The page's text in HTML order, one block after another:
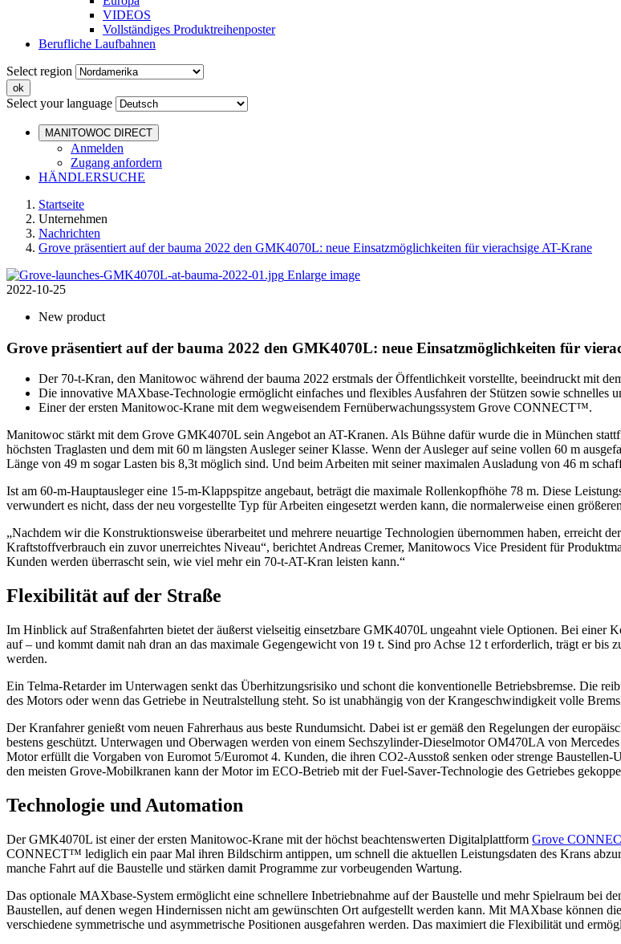
VIDEOS
Vollständiges Produktreihenposter
Berufliche Laufbahnen
Select region
Select your language
MANITOWOC DIRECT
Anmelden
Zugang anfordern
HÄNDLERSUCHE
Startseite
Unternehmen
Nachrichten
Grove präsentiert auf der bauma 2022 den GMK4070L: neue Einsatzmöglichkeiten für vierachsige AT-Krane
Enlarge image
2022-10-25
New product
Grove präsentiert auf der bauma 2022 den GMK4070L: neue Einsatzmöglichkeiten für
Der 70-t-Kran, den Manitowoc während der bauma 2022 erstmals der Öffentlichkeit vorstellte, beeindruckt mit
Die innovative MAXbase-Technologie ermöglicht einfaches und flexibles Ausfahren der Stützen sowie schnelles
Einer der ersten Manitowoc-Krane mit dem wegweisendem Fernüberwachungssystem Grove CONNECT™.
Manitowoc stärkt mit dem Grove GMK4070L sein Angebot an AT-Kranen. Als Bühne dafür wurde die in München
höchsten Traglasten und dem mit 60 m längsten Ausleger seiner Klasse. Wenn der Ausleger auf seine vollen 60 m
Länge von 49 m sogar Lasten bis 8,3t möglich sind. Und beim Arbeiten mit seiner maximalen Ausladung von 46 m
Ist am 60-m-Hauptausleger eine 15-m-Klappspitze angebaut, beträgt die maximale Rollenkopfhöhe 78 m. Diese
verwundert es nicht, dass der neu vorgestellte Typ für Arbeiten eingesetzt werden kann, die normalerweise einen
„Nachdem wir die Konstruktionsweise überarbeitet und mehrere neuartige Technologien übernommen haben,
Kraftstoffverbrauch ein zuvor unerreichtes Niveau“, berichtet Andreas Cremer, Manitowocs Vice President für
Kunden werden überrascht sein, wie viel mehr ein 70-t-AT-Kran leisten kann.“
Flexibilität auf der Straße
Im Hinblick auf Straßenfahrten bietet der äußerst vielseitig einsetzbare GMK4070L ungeahnt viele Optionen. Bei
auf – und kommt damit nah dran an das maximale Gegengewicht von 19 t. Sind pro Achse 12 t erforderlich, trägt er
werden.
Ein Telma-Retarder im Unterwagen senkt das Überhitzungsrisiko und schont die konventionelle Betriebsbremse. Die
des Motors oder wenn das Getriebe in Neutralstellung steht. So ist unabhängig von der Krangeschwindigkeit volle
Der Kranfahrer genießt vom neuen Fahrerhaus aus beste Rundumsicht. Dabei ist er gemäß den Regelungen der
bestens geschützt. Unterwagen und Oberwagen werden von einem Sechszylinder-Dieselmotor OM470LA von
Motor erfüllt die Vorgaben von Euromot 5/Euromot 4. Kunden, die ihren CO2-Ausstoß senken oder strenge
den meisten Grove-Mobilkranen kann der Motor im ECO-Betrieb mit der Fuel-Saver-Technologie des Getriebes
Technologie und Automation
Der GMK4070L ist einer der ersten Manitowoc-Krane mit der höchst beachtenswerten Digitalplattform Grove
CONNECT™ lediglich ein paar Mal ihren Bildschirm antippen, um schnell die aktuellen Leistungsdaten des Krans
manche Fahrt auf die Baustelle und stärken damit Programme zur vorbeugenden Wartung.
Das optionale MAXbase-System ermöglicht eine schnellere Inbetriebnahme auf der Baustelle und mehr Spielraum bei
Baustellen, auf denen wegen Hindernissen nicht am gewünschten Ort aufgestellt werden kann. Mit MAXbase können
verschiedene symmetrische und asymmetrische Positionen ausgefahren werden. Das maximiert die Flexibilität und